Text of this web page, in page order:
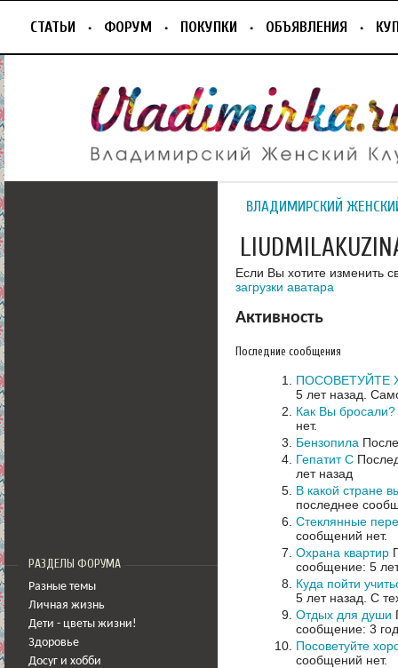
СТАТЬИ ФОРУМ ПОКУПКИ ОБЪЯВЛЕНИЯ
РАЗДЕЛЫ ФОРУМА
Разные темы
Личная жизнь
Дети - цветы жизни!
Здоровье
Досуг и хобби
ВЛАДИМИРСКИЙ
Если Вы хотите изменить
загрузки аватара
Активность
Последние сообщения
ПОСОВЕТУЙТЕ
5 лет назад.
Как Вы бросали?
нет.
Бензопила
Гепатит С
лет назад
В какой стране
последнее
Стеклянные
сообщений нет.
Охрана квартир
сообщение: 5
Куда пойти
5 лет назад. С
Отдых для души
сообщение: 3
Посоветуйте
сообщений нет.